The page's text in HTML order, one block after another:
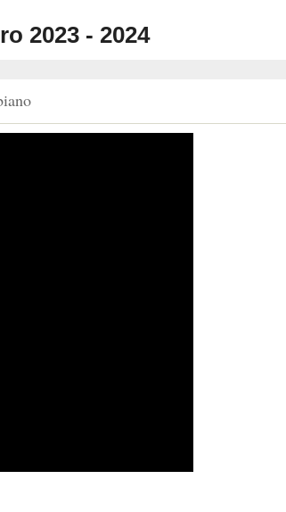
2023 - 2024